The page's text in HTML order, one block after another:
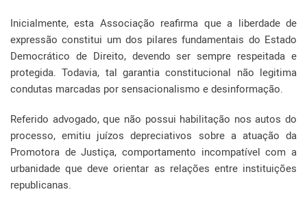
Inicialmente, esta Associação reafirma que a liberdade de
expressão constitui um dos pilares fundamentais do Estado
Democrático de Direito, devendo ser sempre respeitada e
protegida. Todavia, tal garantia constitucional não legitima
condutas marcadas por sensacionalismo e desinformação.
Referido advogado, que não possui habilitação nos autos do
processo, emitiu juízos depreciativos sobre a atuação da
Promotora de Justiça, comportamento incompatível com a
urbanidade que deve orientar as relações entre instituições
republicanas.